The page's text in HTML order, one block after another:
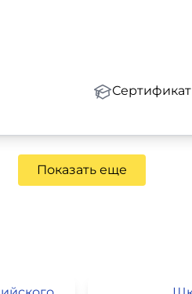
Сертификат
Показать еще